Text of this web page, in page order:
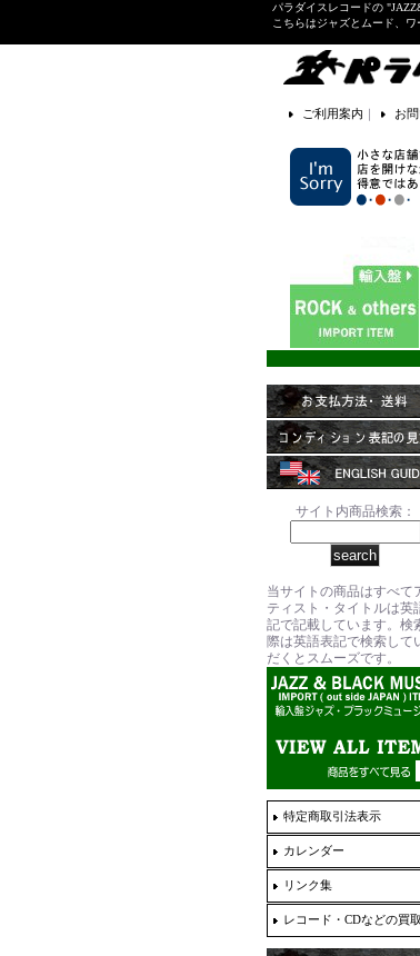
パラダイスレコードの
こちらはジャズとムード、
ご利用案内 ｜ お
サイト内商品検索：
当サイトの商品はすべて
ティスト・タイトルは英
記で記載しています。検
際は英語表記で検索して
だくとスムーズです。
特定商取引法表示
カレンダー
リンク集
レコード・CDなどの買取